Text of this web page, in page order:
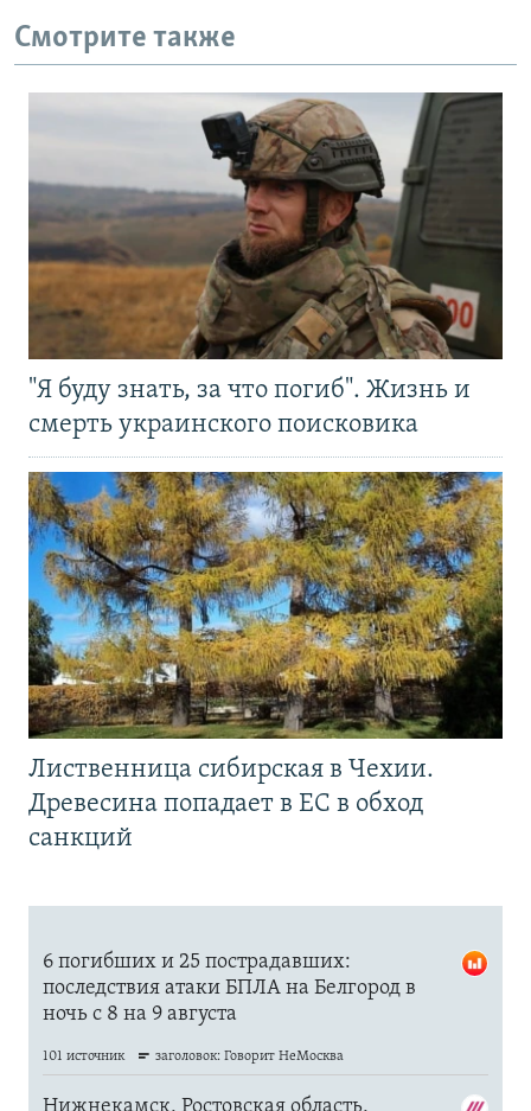
Смотрите также
"Я буду знать, за что погиб". Жизнь и
смерть украинского поисковика
Лиственница сибирская в Чехии.
Древесина попадает в ЕС в обход
санкций